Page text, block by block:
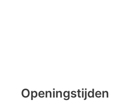
Openingstijden